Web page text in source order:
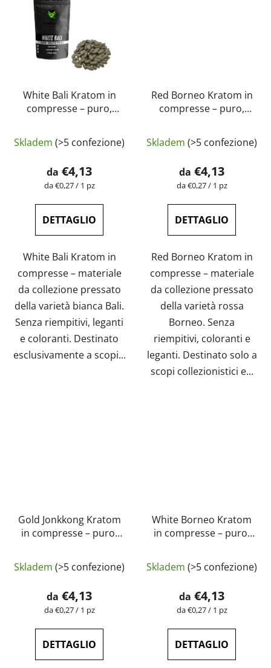
White Bali Kratom in
compresse – puro,
laboratorio |
GreenGuru
Skladem (>5 confezione)
da €4,13
Prezzo
misura:
da €0,27 / 1 pz
DETTAGLIO
White Bali Kratom in
compresse – materiale
da collezione pressato
della varietà bianca Bali.
Senza riempitivi, leganti
e coloranti. Destinato
esclusivamente a scopi...
Red Borneo Kratom in
compresse – puro,
laboratorio |
GreenGuru
Skladem (>5 confezione)
da €4,13
Prezzo
misura:
da €0,27 / 1 pz
DETTAGLIO
Red Borneo Kratom in
compresse – materiale
da collezione pressato
della varietà rossa
Borneo. Senza
riempitivi, coloranti e
leganti. Destinato solo a
scopi collezionistici e...
Gold Jonkkong Kratom
in compresse – puro,
laboratorio |
GreenGuruvalutazione
media
del
è
Skladem (>5 confezione)
da €4,13
Prezzo
misura:
da €0,27 / 1 pz
DETTAGLIO
White Borneo Kratom
in compresse – puro,
laboratorio |
GreenGuru
Skladem (>5 confezione)
da €4,13
Prezzo
misura:
da €0,27 / 1 pz
DETTAGLIO